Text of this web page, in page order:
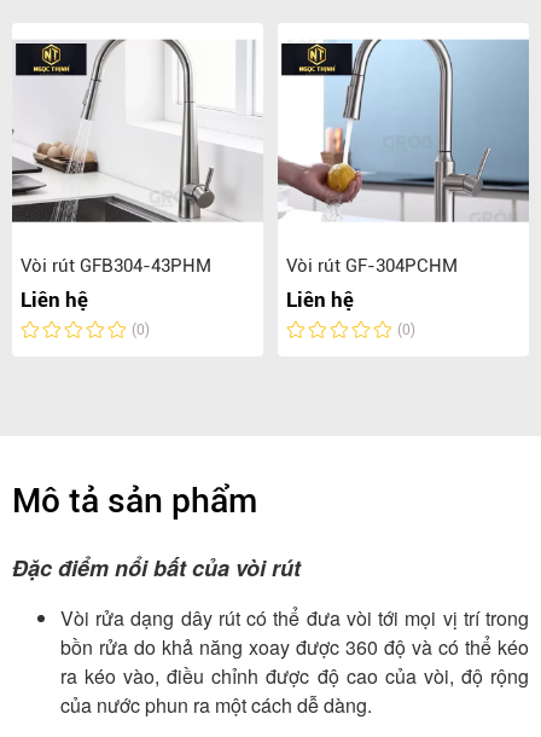
Vòi rút GFB304-43PHM
Liên hệ
(0)
Vòi rút GF-304PCHM
Liên hệ
(0)
Mô tả sản phẩm
Đặc điểm nổi bất của vòi rút
Vòi rửa dạng dây rút có thể đưa vòi tới mọi vị trí trong
bồn rửa do khả năng xoay được 360 độ và có thể kéo
ra kéo vào, điều chỉnh được độ cao của vòi, độ rộng
của nước phun ra một cách dễ dàng.